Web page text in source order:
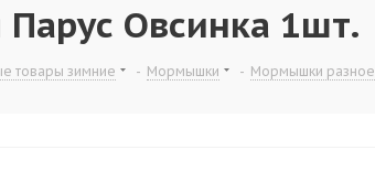
Овсинка 1шт.
товары зимние - Мормышки - Мормышки разное